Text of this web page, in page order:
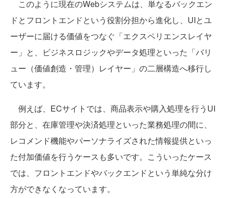
このように現在のWebシステムは、単なるバックエン
ドとフロントエンドという役割分担から進化し、UIとユ
ーザーに届ける価値をつなぐ「エクスペリエンスレイヤ
ー」と、ビジネスロジックやデータ処理といった「バリ
ュー（価値創造・管理）レイヤー」の二層構造へ移行し
ています。
例えば、ECサイトでは、商品表示や購入処理を行うUI
部分と、在庫管理や決済処理といった業務処理の間に、
レコメンド機能やパーソナライズされた情報提供といっ
た付加価値を行うケースも多いです。こういったケース
では、フロントエンドやバックエンドという単純な分け
方ができなくなっています。